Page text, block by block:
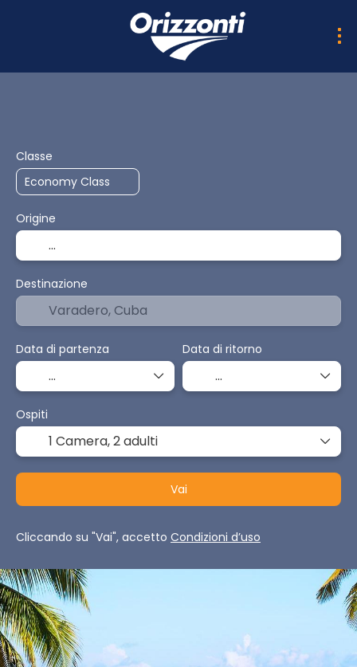
Classe
Origine
Destinazione
Data di partenza Data di ritorno
Ospiti
1 Camera,2 adulti
Vai
Cliccando su "Vai", accetto Condizioni d’uso